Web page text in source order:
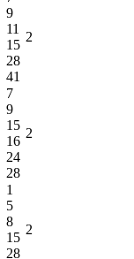
9
11
15
28
41
2
7
9
15
16
24
28
2
1
5
8
15
28
2